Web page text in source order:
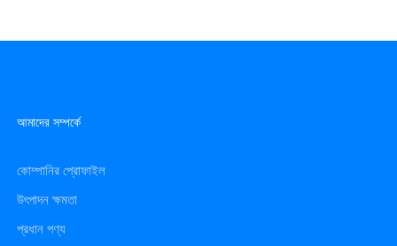
আমাদের সম্পর্কে
কোম্পানির প্রোফাইল
উৎপাদন ক্ষমতা
প্রধান পণ্য